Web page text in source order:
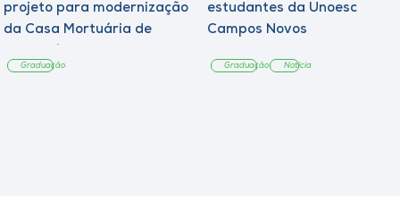
projeto para modernização
da Casa Mortuária de
Graduação
estudantes da Unoesc
Campos Novos
Graduação Notícia